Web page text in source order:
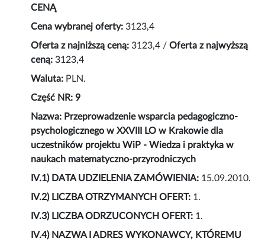
CENĄ
Cena wybranej oferty:3123,4
Oferta z najniższą ceną: 3123,4 /Oferta z najwyższą
ceną: 3123,4
Waluta: PLN.
Część NR: 9
Nazwa: Przeprowadzenie wsparcia pedagogiczno-
psychologicznego w XXVIII LO w Krakowie dla
uczestników projektu WiP - Wiedza i praktyka w
naukach matematyczno-przyrodniczych
IV.1) DATA UDZIELENIA ZAMÓWIENIA: 15.09.2010.
IV.2) LICZBA OTRZYMANYCH OFERT: 1.
IV.3) LICZBA ODRZUCONYCH OFERT: 1.
IV.4) NAZWA I ADRES WYKONAWCY, KTÓREMU